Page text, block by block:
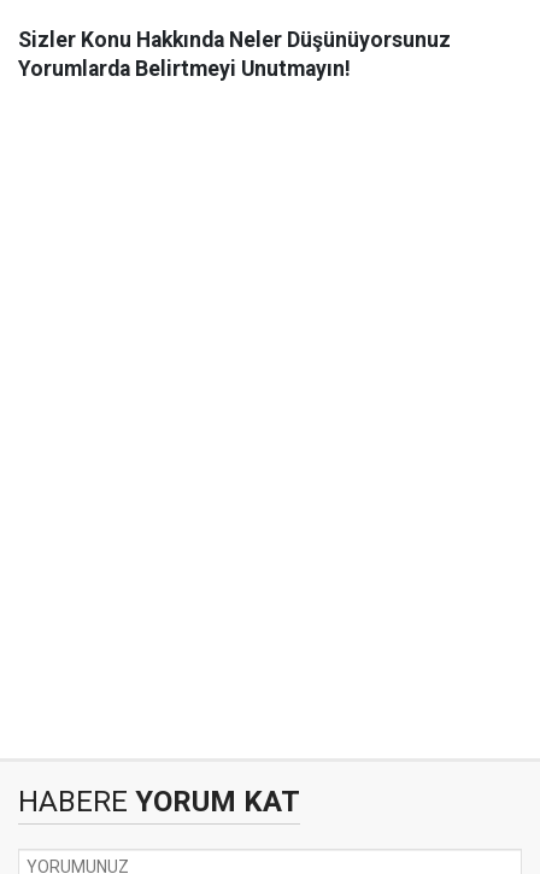
Sizler Konu Hakkında Neler Düşünüyorsunuz
Yorumlarda Belirtmeyi Unutmayın!
HABERE YORUM KAT